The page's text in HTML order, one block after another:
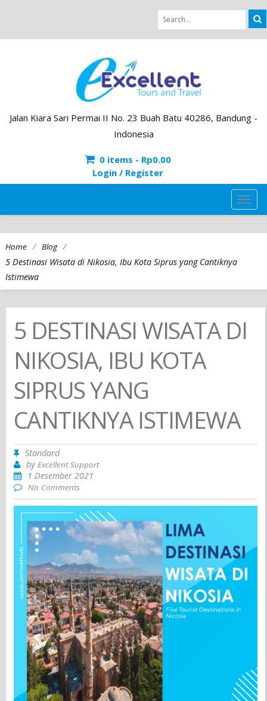
Jalan Kiara Sari Permai II No. 23 Buah Batu 40286, Bandung -
Indonesia
0 items - Rp0.00
Login / Register
Home / Blog /
5 Destinasi Wisata di Nikosia, Ibu Kota Siprus yang Cantiknya
Istimewa
5 DESTINASI WISATA DI
NIKOSIA, IBU KOTA
SIPRUS YANG
CANTIKNYA ISTIMEWA
Standard
byExcellent Support
1 Desember 2021
No Comments